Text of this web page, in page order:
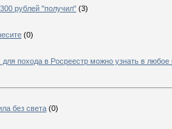
рублей "получил" (3)
(0)
для похода в Росреестр можно узнать в любое
без света (0)